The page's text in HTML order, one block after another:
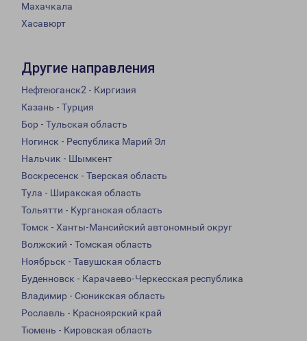
Махачкала
Хасавюрт
Другие направления
Нефтеюганск2 - Киргизия
Казань - Турция
Бор - Тульская область
Ногинск - Республика Марий Эл
Нальчик - Шымкент
Воскресенск - Тверская область
Тула - Ширакская область
Тольятти - Курганская область
Томск - Ханты-Мансийский автономный округ
Волжский - Томская область
Ноябрьск - Тавушская область
Буденновск - Карачаево-Черкесская республика
Владимир - Сюникская область
Рославль - Красноярский край
Тюмень - Кировская область